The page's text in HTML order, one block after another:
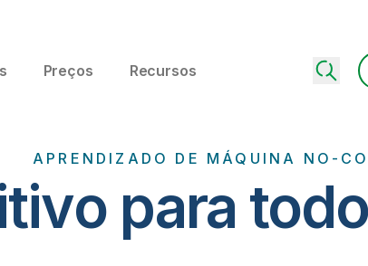
Preços Recursos
APRENDIZADO DE MÁQUINA NO-
para